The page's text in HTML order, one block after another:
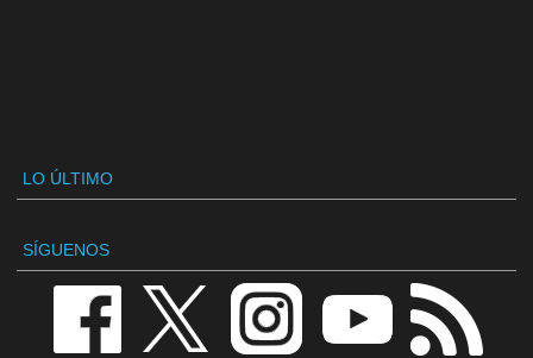
LO ÚLTIMO
SÍGUENOS